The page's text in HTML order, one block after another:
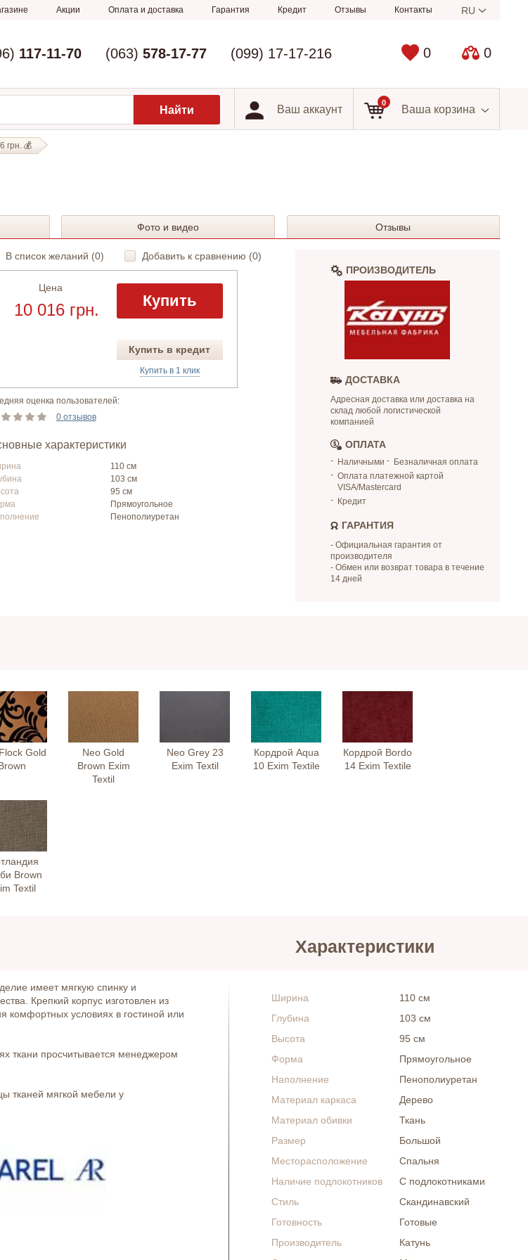
Акции Оплата и доставка Гарантия Кредит Отзывы Контакты RU
0 0
117-11-70 (063) 578-17-77 (099) 17-17-216
Ваш аккаунт
0
Ваша корзина
грн. 💰
Фото и видео Отзывы
В список желаний (0) Добавить к сравнению (0)
Цена
10 016 грн. Купить
Купить в кредит
Купить в 1 клик
оценка пользователей:
0 отзывов
характеристики
110 см
103 см
95 см
Прямоугольное
Пенополиуретан
ПРОИЗВОДИТЕЛЬ
ДОСТАВКА
Адресная доставка или доставка на
склад любой логистической
компанией
ОПЛАТА
Наличными
Безналичная оплата
Оплата платежной картой
VISA/Mastercard
Кредит
ГАРАНТИЯ
- Официальная гарантия от
производителя
- Обмен или возврат товара в течение
14 дней
Gold
Neo Gold
Brown Exim
Textil
Neo Grey 23
Exim Textil
Кордрой Aqua
10 Exim Textile
Кордрой Bordo
14 Exim Textile
Brown
Textil
Характеристики
имеет мягкую спинку и
Крепкий корпус изготовлен из
комфортных условиях в гостиной или
ткани просчитывается менеджером
тканей мягкой мебели у
Ширина
110 см
Глубина
103 см
Высота
95 см
Форма
Прямоугольное
Наполнение
Пенополиуретан
Материал каркаса
Дерево
Материал обивки
Ткань
Размер
Большой
Месторасположение
Спальня
Наличие подлокотников
С подлокотниками
Стиль
Скандинавский
Готовность
Готовые
Производитель
Катунь